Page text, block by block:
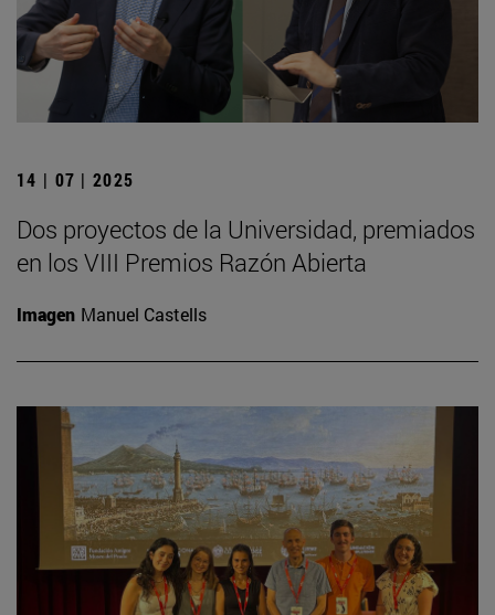
14 | 07 | 2025
Dos proyectos de la Universidad, premiados
en los VIII Premios Razón Abierta
Imagen Manuel Castells